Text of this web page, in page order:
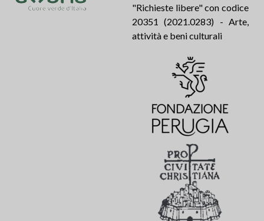
"Richieste libere" con codice
20351 (2021.0283) - Arte,
attività e beni culturali